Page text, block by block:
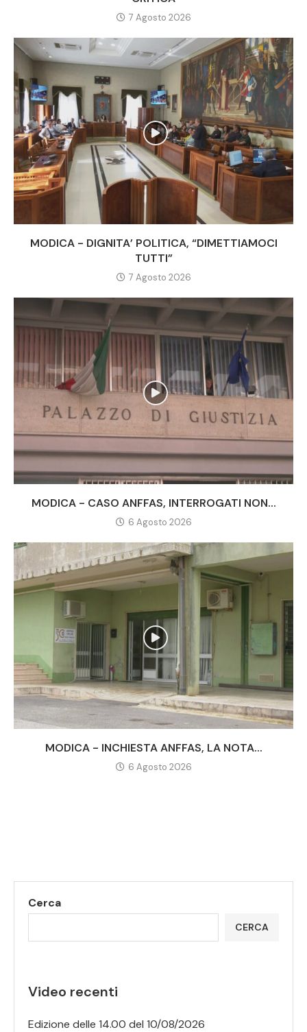
7 Agosto 2026
MODICA - DIGNITA’ POLITICA, “DIMETTIAMOCI
TUTTI”
7 Agosto 2026
MODICA - CASO ANFFAS, INTERROGATI NON...
6 Agosto 2026
MODICA - INCHIESTA ANFFAS, LA NOTA...
6 Agosto 2026
Cerca
CERCA
Video recenti
Edizione delle 14.00 del 10/08/2026